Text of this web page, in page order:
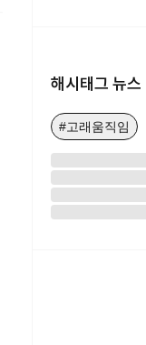
해시태그 뉴스
#고래움직임